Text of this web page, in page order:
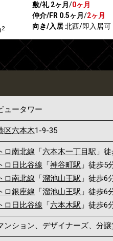
2
敷/礼 2ヶ月 /0ヶ月
仲介/FR 0.5ヶ月 /2ヶ月
向き/入居北西/即入居可
ュータワー
区六本木1-9-35
ロ南北線 「六本木一丁目駅 」
ロ日比谷線 「神谷町駅 」徒歩5
ロ南北線 「溜池山王駅 」徒歩6
ロ銀座線 「溜池山王駅 」徒歩6
ロ日比谷線 「六本木駅 」徒歩6
ンション、デザイナーズ、分